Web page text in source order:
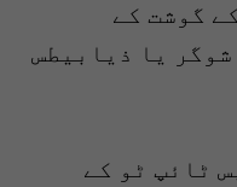
گوشت کے
یا ذیابیطس
ٹائپ ٹو کے